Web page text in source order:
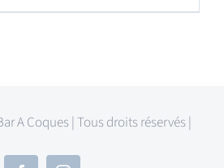
:
A Coques | Tous droits réservés |